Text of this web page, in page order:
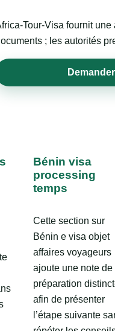
Tour-Visa fournit
; les autorités
Bénin visa
processing
temps
Cette section sur
Bénin e visa objet
affaires voyageurs
ajoute une note de
préparation
afin de présenter
l’étape suivante